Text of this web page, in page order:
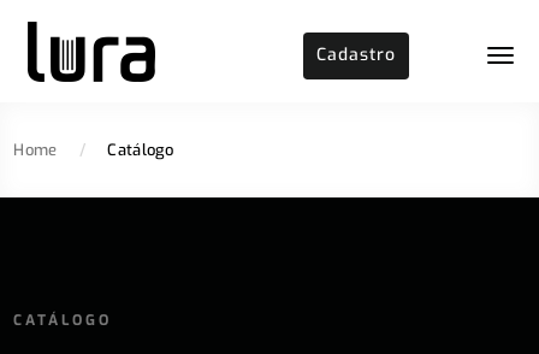
Cadastro
Home / Catálogo
CATÁLOGO